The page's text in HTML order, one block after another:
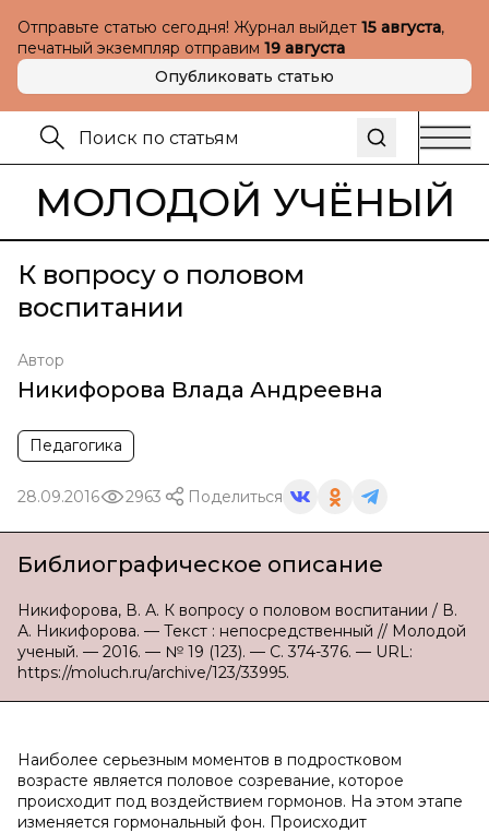
Отправьте статью сегодня! Журнал выйдет 15 августа,
печатный экземпляр отправим 19 августа
Опубликовать статью
МОЛОДОЙ УЧЁНЫЙ
К вопросу о половом
воспитании
Автор
Никифорова Влада Андреевна
Педагогика
28.09.2016 2963 Поделиться
Библиографическое описание
Никифорова, В. А. К вопросу о половом воспитании / В.
А. Никифорова. — Текст : непосредственный // Молодой
ученый. — 2016. — № 19 (123). — С. 374-376. — URL:
https://moluch.ru/archive/123/33995.
Наиболее серьезным моментов в подростковом
возрасте является половое созревание, которое
происходит под воздействием гормонов. На этом этапе
изменяется гормональный фон. Происходит